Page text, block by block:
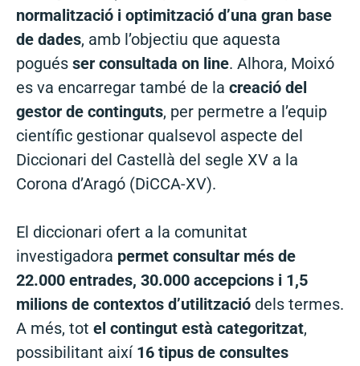
normalització i optimització d’una gran base
de dades, amb l’objectiu que aquesta
pogués ser consultada on line. Alhora, Moixó
es va encarregar també de la creació del
gestor de continguts, per permetre a l’equip
científic gestionar qualsevol aspecte del
Diccionari del Castellà del segle XV a la
Corona d’Aragó (DiCCA-XV).
El diccionari ofert a la comunitat
investigadora permet consultar més de
22.000 entrades, 30.000 accepcions i 1,5
milions de contextos d’utilització dels termes.
A més, tot el contingut està categoritzat,
possibilitant així 16 tipus de consultes